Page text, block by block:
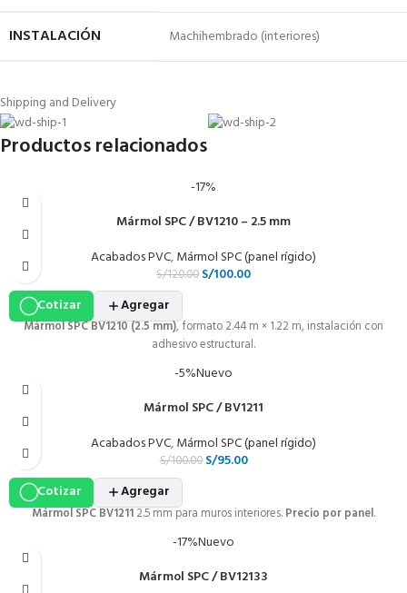
INSTALACIÓN Machihembrado (interiores)
Shipping and Delivery
Productos relacionados
-17%
Mármol SPC / BV1210 – 2.5 mm
Acabados PVC,Mármol SPC (panel rígido)
S/120.00 S/100.00
Cotizar
Agregar
Mármol SPC BV1210 (2.5 mm), formato 2.44 m × 1.22 m, instalación con
adhesivo estructural.
-5%Nuevo
Mármol SPC / BV1211
Acabados PVC,Mármol SPC (panel rígido)
S/100.00 S/95.00
Cotizar
Agregar
Mármol SPC BV12112.5 mm para muros interiores. Precio por panel.
-17%Nuevo
Mármol SPC / BV12133